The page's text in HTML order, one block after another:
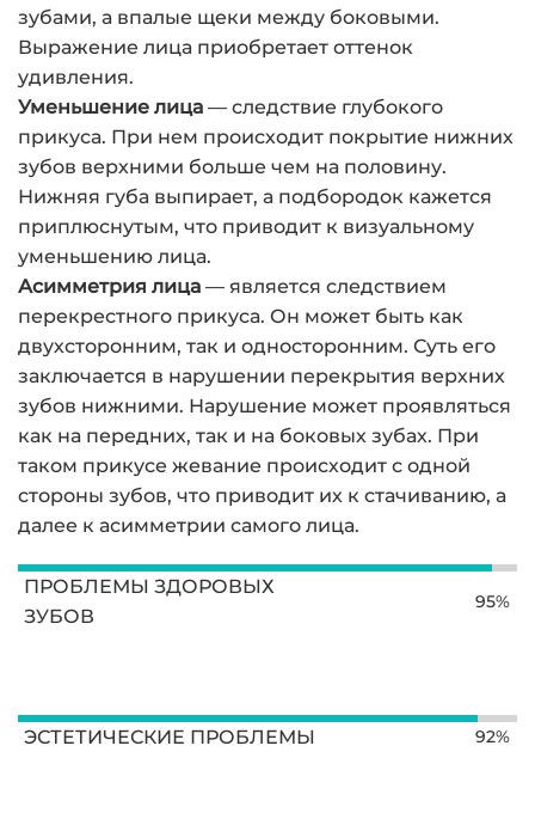
зубами, а впалые щеки между боковыми.
Выражение лица приобретает оттенок
удивления.
Уменьшение лица — следствие глубокого
прикуса. При нем происходит покрытие нижних
зубов верхними больше чем на половину.
Нижняя губа выпирает, а подбородок кажется
приплюснутым, что приводит к визуальному
уменьшению лица.
Асимметрия лица — является следствием
перекрестного прикуса. Он может быть как
двухсторонним, так и односторонним. Суть его
заключается в нарушении перекрытия верхних
зубов нижними. Нарушение может проявляться
как на передних, так и на боковых зубах. При
таком прикусе жевание происходит с одной
стороны зубов, что приводит их к стачиванию, а
далее к асимметрии самого лица.
ПРОБЛЕМЫ ЗДОРОВЫХ
ЗУБОВ
95%
ЭСТЕТИЧЕСКИЕ ПРОБЛЕМЫ 92%